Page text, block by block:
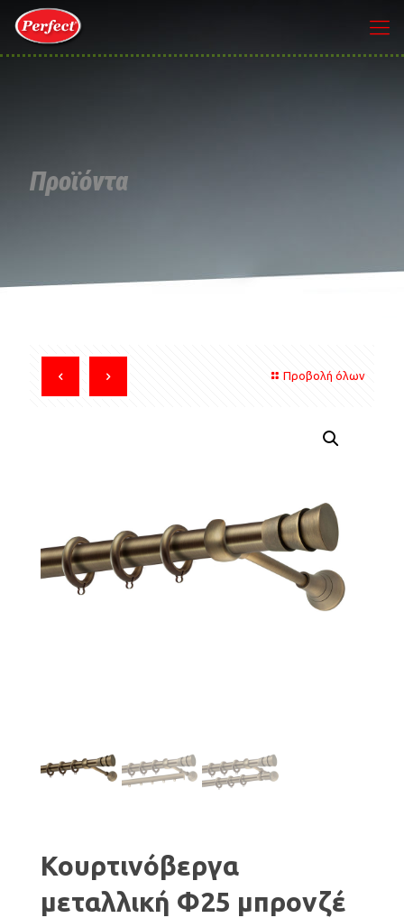
Προϊόντα
Προβολή όλων
Κουρτινόβεργα
μεταλλική Φ25 μπρονζέ